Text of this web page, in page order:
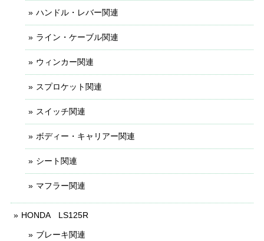
ハンドル・レバー関連
ライン・ケーブル関連
ウィンカー関連
スプロケット関連
スイッチ関連
ボディー・キャリアー関連
シート関連
マフラー関連
HONDA LS125R
ブレーキ関連